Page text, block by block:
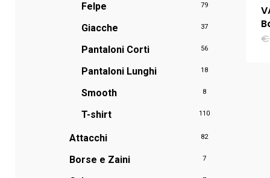
Felpe 79
Giacche 37
Pantaloni Corti 56
Pantaloni Lunghi 18
Smooth 8
T-shirt 110
Attacchi 82
Borse e Zaini 7
€